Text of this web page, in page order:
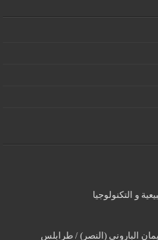
و التكنولوجيا
الباروني (النصر) / طرابلس